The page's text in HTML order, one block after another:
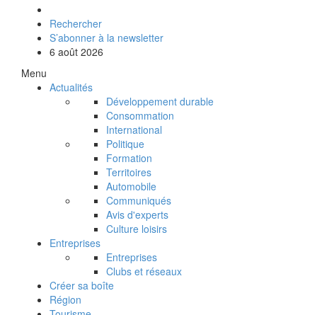
Rechercher
S’abonner à la newsletter
6 août 2026
Menu
Actualités
Développement durable
Consommation
International
Politique
Formation
Territoires
Automobile
Communiqués
Avis d'experts
Culture loisirs
Entreprises
Entreprises
Clubs et réseaux
Créer sa boîte
Région